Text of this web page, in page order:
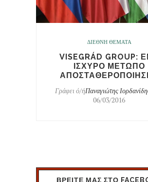
ΔΙΕΘΝΗ ΘΕΜΑΤΑ
VISEGRÁD GROUP:
ΙΣΧΥΡΟ ΜΕΤΩΠΟ
Γράφει ό/ήΠαναγιώτης
06/03/2016
ΒΡΕΙΤΕ ΜΑΣ ΣΤΟ